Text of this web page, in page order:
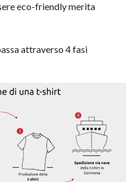
eco-friendly merita
attraverso 4 fasi